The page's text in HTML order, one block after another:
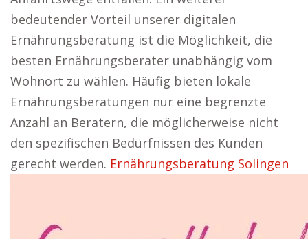
bedeutender Vorteil unserer digitalen
Ernährungsberatung ist die Möglichkeit, die
besten Ernährungsberater unabhängig vom
Wohnort zu wählen. Häufig bieten lokale
Ernährungsberatungen nur eine begrenzte
Anzahl an Beratern, die möglicherweise nicht
den spezifischen Bedürfnissen des Kunden
gerecht werden. Ernährungsberatung Solingen